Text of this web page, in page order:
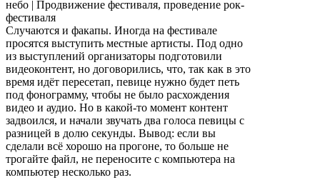
Случаются и факапы. Иногда на фестивале
просятся выступить местные артисты. Под одно
из выступлений организаторы подготовили
видеоконтент, но договорились, что, так как в это
время идёт пересетап, певице нужно будет петь
под фонограмму, чтобы не было расхождения
видео и аудио. Но в какой-то момент контент
задвоился, и начали звучать два голоса певицы с
разницей в долю секунды. Вывод: если вы
сделали всё хорошо на прогоне, то больше не
трогайте файл, не переносите с компьютера на
компьютер несколько раз.